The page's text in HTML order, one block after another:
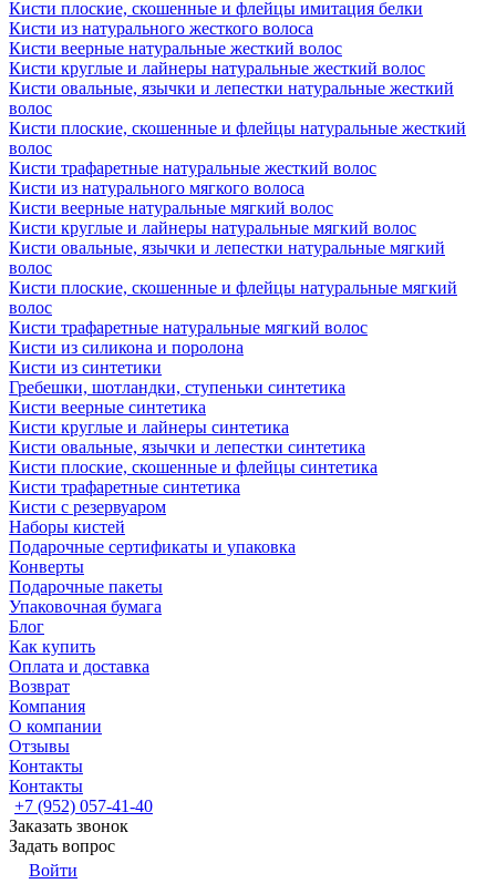
Кисти плоские, скошенные и флейцы имитация белки
Кисти из натурального жесткого волоса
Кисти веерные натуральные жесткий волос
Кисти круглые и лайнеры натуральные жесткий волос
Кисти овальные, язычки и лепестки натуральные жесткий
волос
Кисти плоские, скошенные и флейцы натуральные жесткий
волос
Кисти трафаретные натуральные жесткий волос
Кисти из натурального мягкого волоса
Кисти веерные натуральные мягкий волос
Кисти круглые и лайнеры натуральные мягкий волос
Кисти овальные, язычки и лепестки натуральные мягкий
волос
Кисти плоские, скошенные и флейцы натуральные мягкий
волос
Кисти трафаретные натуральные мягкий волос
Кисти из силикона и поролона
Кисти из синтетики
Гребешки, шотландки, ступеньки синтетика
Кисти веерные синтетика
Кисти круглые и лайнеры синтетика
Кисти овальные, язычки и лепестки синтетика
Кисти плоские, скошенные и флейцы синтетика
Кисти трафаретные синтетика
Кисти с резервуаром
Наборы кистей
Подарочные сертификаты и упаковка
Конверты
Подарочные пакеты
Упаковочная бумага
Блог
Как купить
Оплата и доставка
Возврат
Компания
О компании
Отзывы
Контакты
Контакты
+7 (952) 057-41-40
Заказать звонок
Задать вопрос
Войти